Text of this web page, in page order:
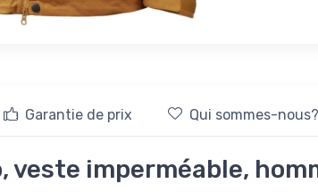
Garantie de prix Qui sommes-nous?
veste imperméable,